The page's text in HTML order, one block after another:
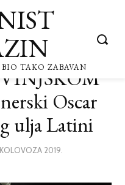
TAKO ZABAVAN
Oscar
ulja Latini
2019.